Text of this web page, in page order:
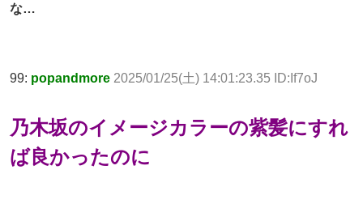
な…
99: popandmore 2025/01/25(土) 14:01:23.35 ID:If7oJ
乃木坂のイメージカラーの紫髪にすれ
ば良かったのに